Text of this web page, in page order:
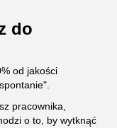
do
od jakości
pracownika,
o to, by wytknąć